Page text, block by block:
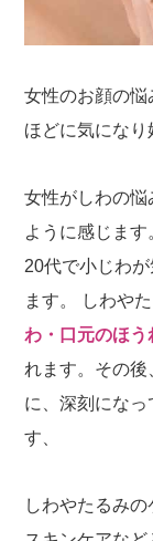
女性のお顔の悩
ほどに気になり
女性がしわの
ように感じま
20代で小じわ
ます。 しわや
わ・口元のほ
れます。その
に、深刻にな
す、
しわやたるみ